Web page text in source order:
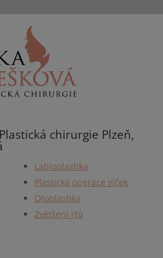
chirurgie Plzeň,
Labioplastika
Plastická operace víček
Otoplastika
Zvětšení rtů